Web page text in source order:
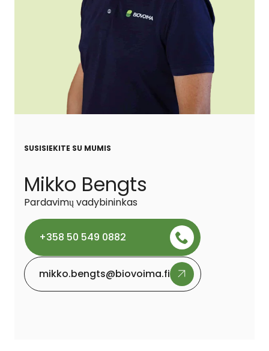
SUSISIEKITE SU MUMIS
Mikko Bengts
Pardavimų vadybininkas
+358 50 549 0882
mikko.bengts@biovoima.fi